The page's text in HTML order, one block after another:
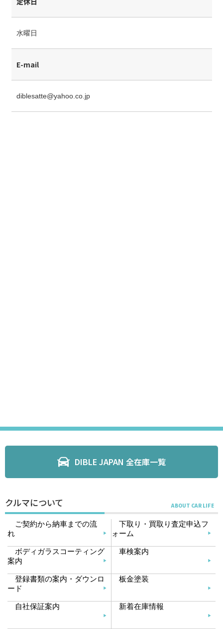
水曜日
E-mail
diblesatte@yahoo.co.jp
DIBLE JAPAN 全在庫一覧
クルマについて
ご契約から納車までの流
れ
下取り・買取り査定申込フ
ォーム
ボディガラスコーティング
案内
車検案内
登録書類の案内・ダウンロ
ード
板金塗装
自社保証案内 新着在庫情報